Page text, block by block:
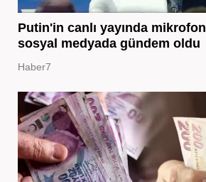
Putin'in canlı yayında
sosyal medyada gündem oldu
Haber7